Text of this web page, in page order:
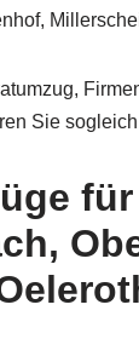
Sie